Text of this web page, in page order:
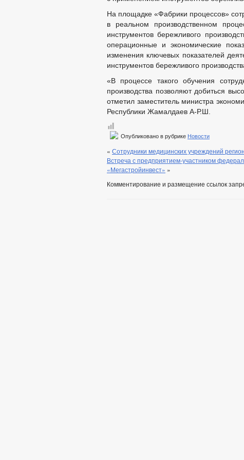
На площадке «Фабрики процессов»
в реальном производственном
инструментов бережливого
операционные и экономические
изменения ключевых показателей
инструментов бережливого
«В процессе такого обучения
производства позволяют добиться
отметил заместитель министра
Республики Жамалдаев А-Р.Ш.
Опубликовано в рубрике Новости
« Сотрудники медицинских учреждений
Встреча с предприятием-участником
«Мегастройинвест» »
Комментирование и размещение ссылок